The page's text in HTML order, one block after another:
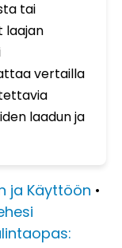
tai
laajan
vertailla
laadun ja
ja Käyttöön •